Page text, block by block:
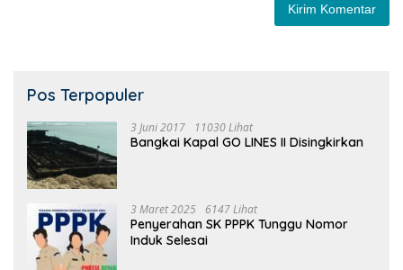
Pos Terpopuler
3 Juni 2017 11030 Lihat
Bangkai Kapal GO LINES II Disingkirkan
3 Maret 2025 6147 Lihat
Penyerahan SK PPPK Tunggu Nomor
Induk Selesai